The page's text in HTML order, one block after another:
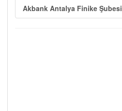
Akbank Antalya Finike Şubesi